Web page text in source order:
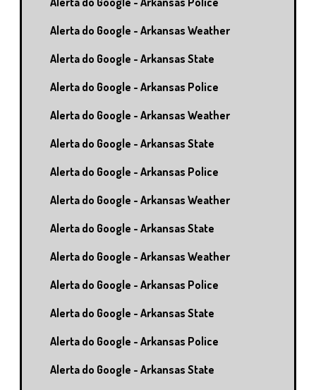
Alerta do Google - Arkansas Weather
Alerta do Google - Arkansas State
Alerta do Google - Arkansas Police
Alerta do Google - Arkansas Weather
Alerta do Google - Arkansas State
Alerta do Google - Arkansas Police
Alerta do Google - Arkansas Weather
Alerta do Google - Arkansas State
Alerta do Google - Arkansas Weather
Alerta do Google - Arkansas Police
Alerta do Google - Arkansas State
Alerta do Google - Arkansas Police
Alerta do Google - Arkansas State